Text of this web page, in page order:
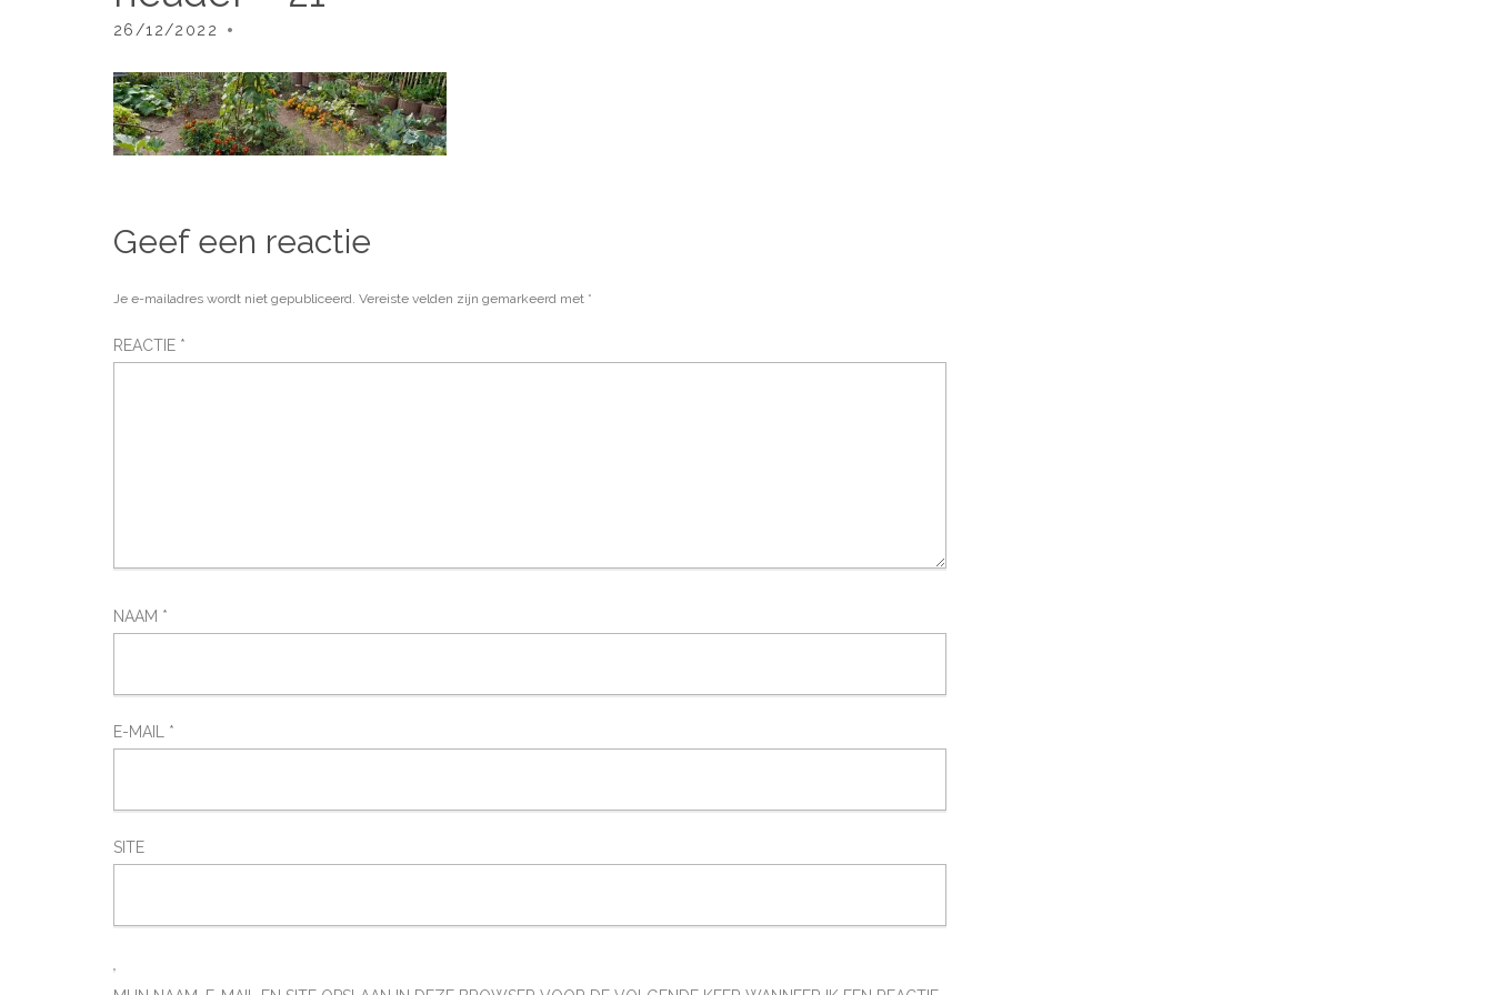
26/12/2022
Geef een reactie
Je e-mailadres wordt niet gepubliceerd. Vereiste velden zijn gemarkeerd met *
REACTIE *
NAAM *
E-MAIL *
SITE